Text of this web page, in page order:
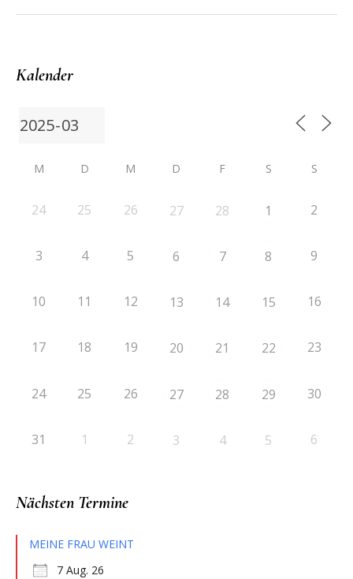
Kalender
M D M D F S S
24 25 26 27 28 1 2
3 4 5 6 7 8 9
10 11 12 13 14 15 16
17 18 19 20 21 22 23
24 25 26 27 28 29 30
31 1 2 3 4 5 6
Nächsten Termine
MEINE FRAU WEINT
7 Aug. 26